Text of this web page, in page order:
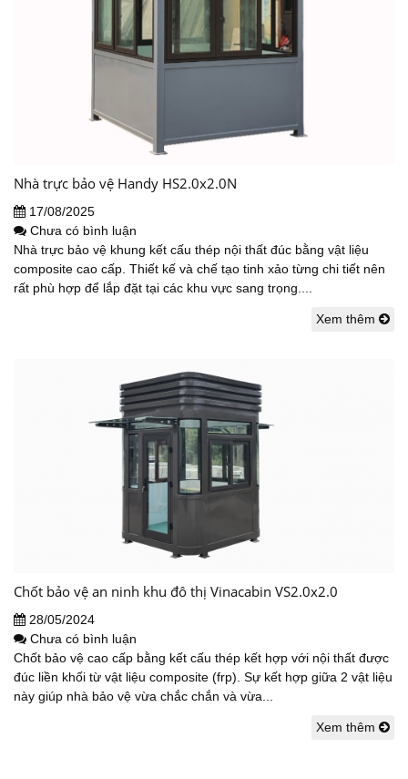
Nhà trực bảo vệ Handy HS2.0x2.0N
17/08/2025
Chưa có bình luận
Nhà trực bảo vệ khung kết cấu thép nội thất đúc bằng vật liệu
composite cao cấp. Thiết kế và chế tạo tinh xảo từng chi tiết nên
rất phù hợp để lắp đặt tại các khu vực sang trọng....
Xem thêm
Chốt bảo vệ an ninh khu đô thị Vinacabin VS2.0x2.0
28/05/2024
Chưa có bình luận
Chốt bảo vệ cao cấp bằng kết cấu thép kết hợp với nội thất được
đúc liền khối từ vật liệu composite (frp). Sự kết hợp giữa 2 vật liệu
này giúp nhà bảo vệ vừa chắc chắn và vừa...
Xem thêm